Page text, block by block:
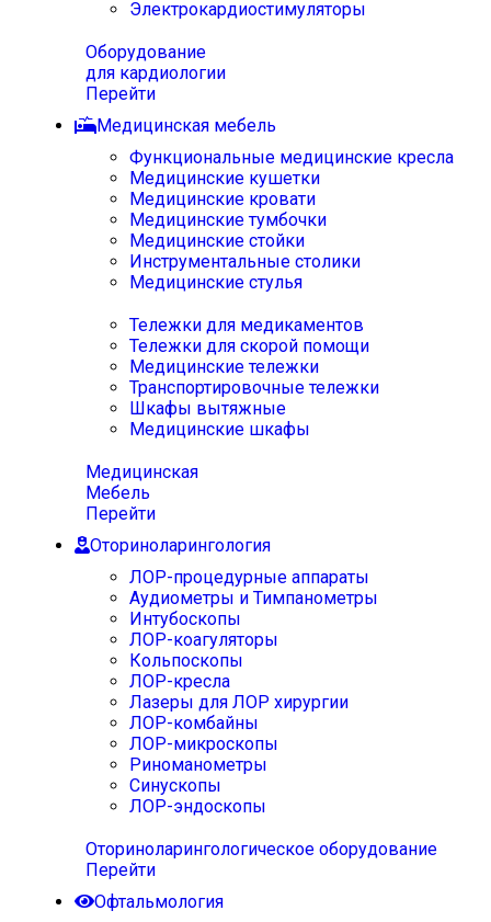
Электрокардиостимуляторы
Оборудование
для кардиологии
Перейти
Медицинская мебель
Функциональные медицинские кресла
Медицинские кушетки
Медицинские кровати
Медицинские тумбочки
Медицинские стойки
Инструментальные столики
Медицинские стулья
Тележки для медикаментов
Тележки для скорой помощи
Медицинские тележки
Транспортировочные тележки
Шкафы вытяжные
Медицинские шкафы
Медицинская
Мебель
Перейти
Оториноларингология
ЛОР-процедурные аппараты
Аудиометры и Тимпанометры
Интубоскопы
ЛОР-коагуляторы
Кольпоскопы
ЛОР-кресла
Лазеры для ЛОР хирургии
ЛОР-комбайны
ЛОР-микроскопы
Риноманометры
Синускопы
ЛОР-эндоскопы
Оториноларингологическое оборудование
Перейти
Офтальмология